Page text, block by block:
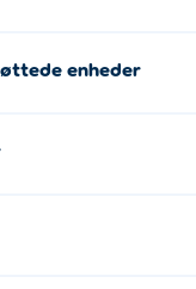
enheder